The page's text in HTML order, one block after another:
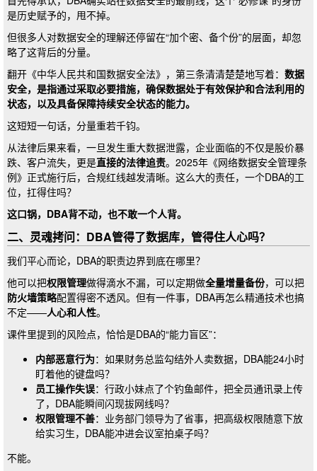
是历史赋予的，甩不掉。
但很多人对数据安全的理解还停留在“加个密、备个份”的层面，却忽
略了这背后的分量。
翻开《中华人民共和国数据安全法》，第三条清清楚楚地写着： 数据
安全，是指通过采取必要措施，确保数据处于有效保护和合法利用的
状态，以及具备保障持续安全状态的能力。
这短短一句话，分量重若千钧。
从法律后果来看，一旦发生重大数据泄露，企业面临的不仅是股价暴
跌、客户流失，更是直接的法律追责。2025年《网络数据安全管理条
例》正式施行后，合规红线越发清晰。这么大的责任，一个DBA的工
位，扛得住吗？
这口锅，DBA背不动，也不敢一个人背。
二、灵魂拷问：DBA管得了数据库，管得住人心吗？
我们平心而论，DBA的职责边界到底在哪里？
他可以把权限管理做得滴水不漏，可以定期做全量增量备份，可以把
防火墙策略配置得密不透风。但有一件事，DBA再怎么精通技术也搞
不定——人心和人性。
课件里提到的风险点，恰恰是DBA的“能力盲区”：
内部恶意行为：如果财务总监勾结外人卖数据，DBA能24小时
盯着他的键盘吗？
员工操作失误：行政小妹点了个钓鱼邮件，把全员通讯录上传
了，DBA能瞬间闪现拔网线吗？
权限管理不善：业务部门领导为了省事，把高级权限随意下放
给实习生，DBA能冲进会议室拍桌子吗？
不能。